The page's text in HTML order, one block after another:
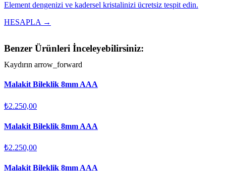
Element dengenizi ve kadersel kristalinizi ücretsiz tespit edin.
HESAPLA →
Benzer Ürünleri İnceleyebilirsiniz:
Kaydırın arrow_forward
Malakit Bileklik 8mm AAA
₺2.250,00
Malakit Bileklik 8mm AAA
₺2.250,00
Malakit Bileklik 8mm AAA